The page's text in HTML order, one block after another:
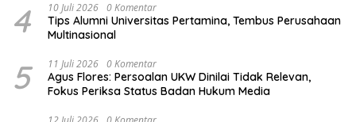
4 10 Juli 2026 0 Komentar
Tips Alumni Universitas Pertamina, Tembus Perusahaan
Multinasional
5 11 Juli 2026 0 Komentar
Agus Flores: Persoalan UKW Dinilai Tidak Relevan,
Fokus Periksa Status Badan Hukum Media